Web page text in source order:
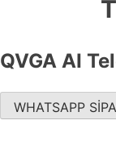
QVGA AI
WHATSAPP